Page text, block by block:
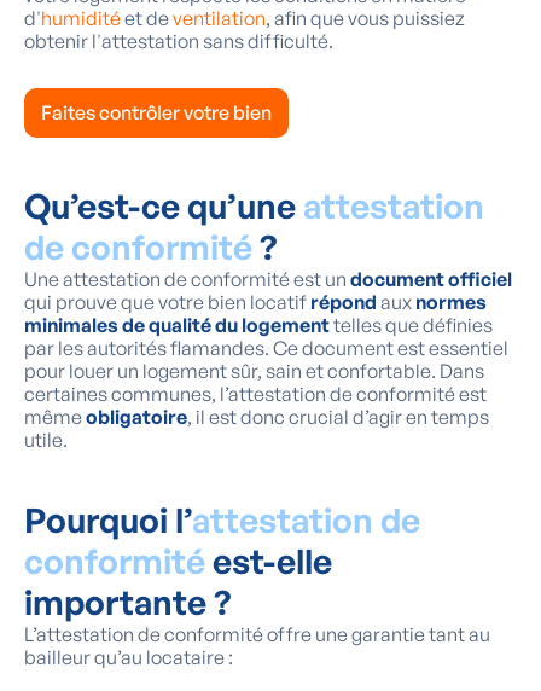
d'humiditéet deventilation, afin que vous puissiez
obtenir l'attestation sans difficulté.
Faites contrôler votre bien
Qu’est-ce qu’une attestation
de conformité?
Une attestation de conformité est un document officiel
qui prouve que votre bien locatif répond aux normes
minimales de qualité du logementtelles que définies
par les autorités flamandes. Ce document est essentiel
pour louer un logement sûr, sain et confortable. Dans
certaines communes, l’attestation de conformité est
mêmeobligatoire, il est donc crucial d’agir en temps
utile.
Pourquoi l’attestation de
conformitéest-elle
importante ?
L’attestation de conformité offre une garantie tant au
bailleur qu’au locataire :